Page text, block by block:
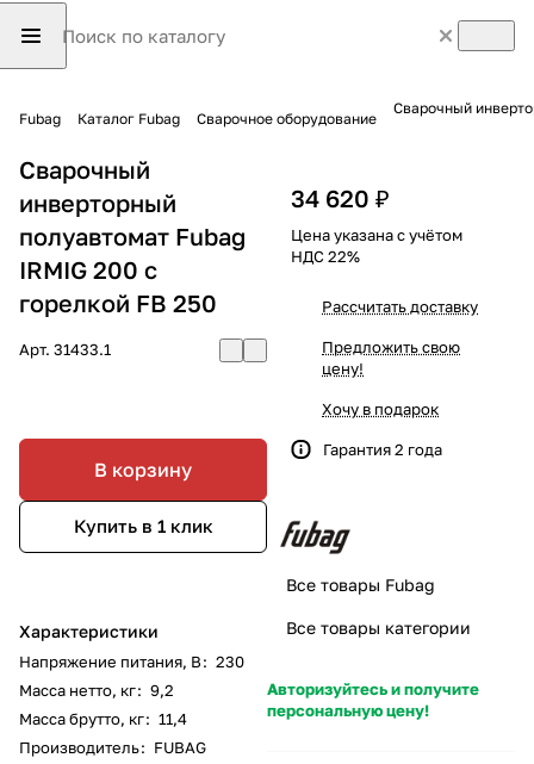
Fubag Каталог Fubag Сварочное оборудование
Сварочный
Сварочный
инверторный
полуавтомат Fubag
IRMIG 200 с
горелкой FB 250
Арт. 31433.1
В корзину
Купить в 1 клик
Характеристики
Напряжение питания, В: 230
Масса нетто, кг: 9,2
Масса брутто, кг: 11,4
Производитель: FUBAG
34 620 ₽
Цена указана с учётом
НДС 22%
Рассчитать доставку
Предложить свою
цену!
Хочу в подарок
Гарантия 2 года
Все товары Fubag
Все товары категории
Авторизуйтесь и получите
персональную цену!